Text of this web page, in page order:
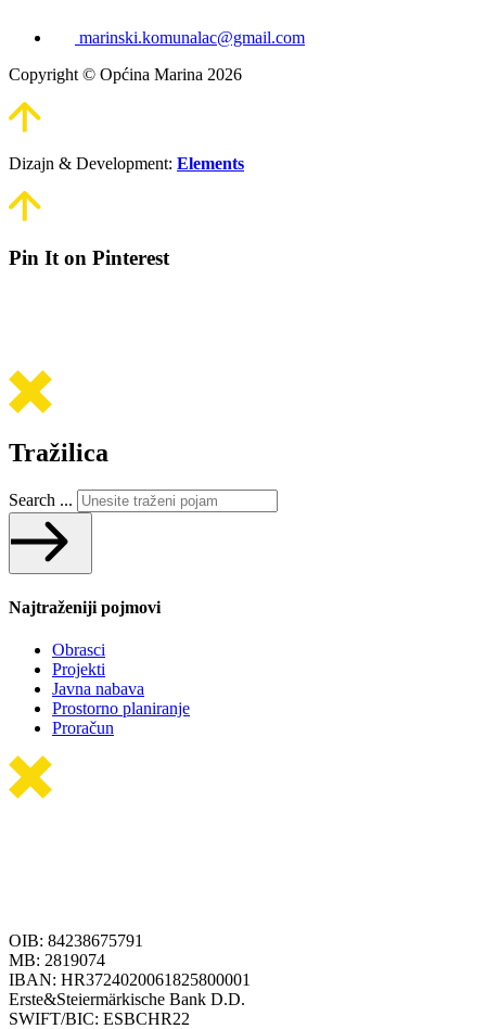
marinski.komunalac@gmail.com
Copyright © Općina Marina 2026
Dizajn & Development: Elements
Pin It on Pinterest
Tražilica
Search ...
Najtraženiji pojmovi
Obrasci
Projekti
Javna nabava
Prostorno planiranje
Proračun
OIB: 84238675791
MB: 2819074
IBAN: HR3724020061825800001
Erste&Steiermärkische Bank D.D.
SWIFT/BIC: ESBCHR22